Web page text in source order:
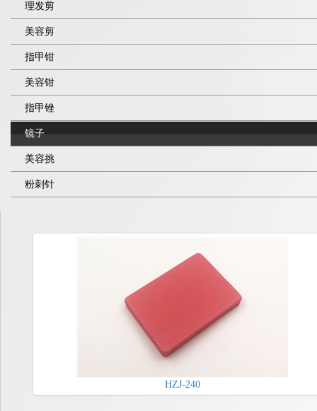
理发剪
美容剪
指甲钳
美容钳
指甲锉
镜子
美容挑
粉刺针
HZJ-240